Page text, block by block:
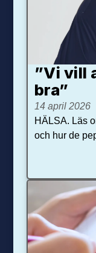
”Vi vill
bra”
14 april 2026
HÄLSA. Läs
och hur de